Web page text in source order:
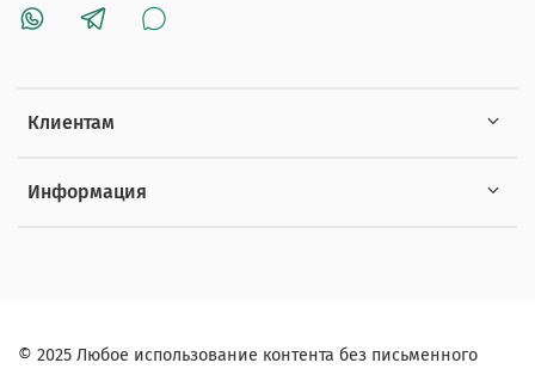
Клиентам
Информация
© 2025 Любое использование контента без письменного